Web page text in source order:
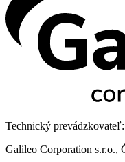
Technický prevádzkovateľ:
Galileo Corporation s.r.o.,